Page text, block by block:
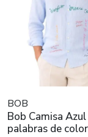
BOB
Bob Camisa
palabras de